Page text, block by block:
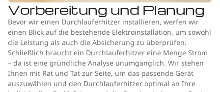
Vorbereitung und Planung
Bevor wir einen Durchlauferhitzer installieren, werfen wir
einen Blick auf die bestehende Elektroinstallation, um sowohl
die Leistung als auch die Absicherung zu überprüfen.
Schließlich braucht ein Durchlauferhitzer eine Menge Strom
– da ist eine gründliche Analyse unumgänglich. Wir stehen
Ihnen mit Rat und Tat zur Seite, um das passende Gerät
auszuwählen und den Durchlauferhitzer optimal an Ihre